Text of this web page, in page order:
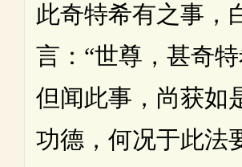
此奇特希有之事，
言：“世尊，甚奇特
但闻此事，尚获如
功德，何况于此法